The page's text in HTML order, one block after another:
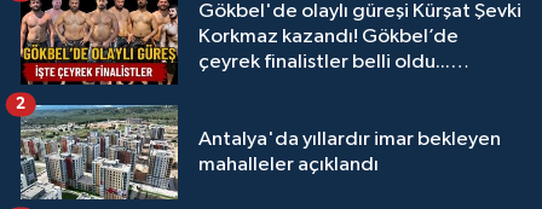
Gökbel'de olaylı güreşi Kürşat Şevki
Korkmaz kazandı! Gökbel’de
çeyrek finalistler belli oldu...
Antalya'da yıllardır imar bekleyen
mahalleler açıklandı
2